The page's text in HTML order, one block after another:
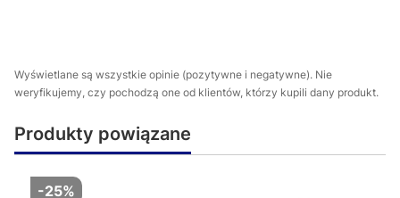
Wyświetlane są wszystkie opinie (pozytywne i negatywne). Nie
weryfikujemy, czy pochodzą one od klientów, którzy kupili dany produkt.
Produkty powiązane
-25%